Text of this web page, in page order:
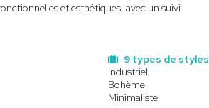
et esthétiques, avec un suivi
9 types de styles
Industriel
Bohème
Minimaliste